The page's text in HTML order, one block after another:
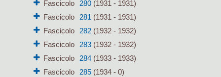
Fascicolo
280(1931 - 1931)
Fascicolo
281 (1931 - 1931)
Fascicolo
282(1932 - 1932)
Fascicolo
283(1932 - 1932)
Fascicolo
284(1933 - 1933)
Fascicolo
285(1934 - 0)